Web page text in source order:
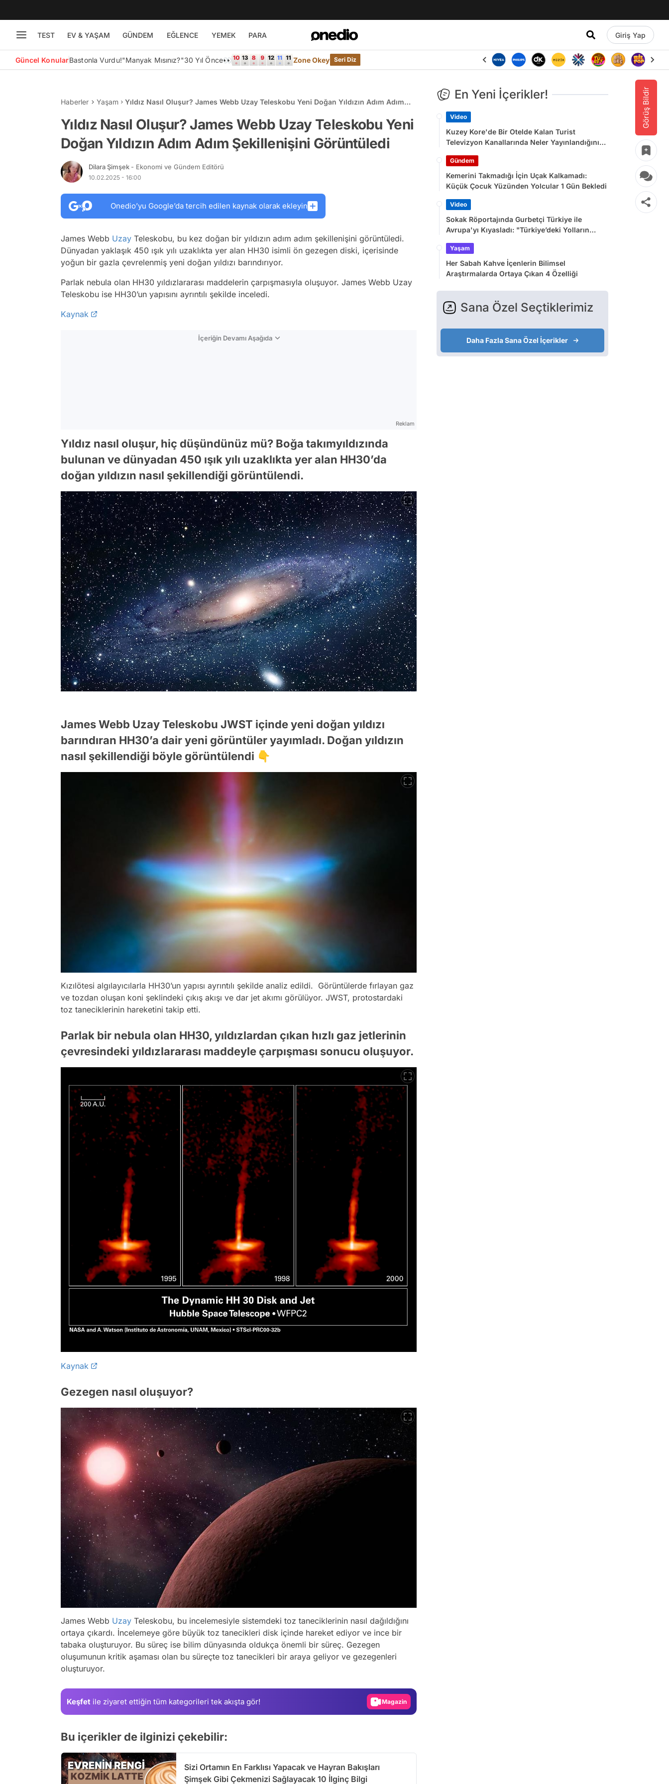
TEST EV & YAŞAM GÜNDEM EĞLENCE YEMEK PARA Giriş Yap
Güncel KonularBastonla Vurdu!"Manyak Mısınız?"30 Yıl Önce👀 Zone Okey Seri Diz
Görüş Bildir
Haberler Yaşam
Yıldız Nasıl Oluşur? James Webb Uzay Teleskobu Yeni Doğan Yıldızın Adım Adım
Yıldız Nasıl Oluşur? James Webb Uzay Teleskobu Yeni
Doğan Yıldızın Adım Adım Şekillenişini Görüntüledi
Dilara Şimşek - Ekonomi ve Gündem Editörü
10.02.2025 - 16:00
Onedio’yu Google’da tercih edilen kaynak olarak ekleyin
James Webb Uzay Teleskobu, bu kez doğan bir yıldızın adım adım şekillenişini görüntüledi.
Dünyadan yaklaşık 450 ışık yılı uzaklıkta yer alan HH30 isimli ön gezegen diski, içerisinde
yoğun bir gazla çevrelenmiş yeni doğan yıldızı barındırıyor.
Parlak nebula olan HH30 yıldızlararası maddelerin çarpışmasıyla oluşuyor. James Webb Uzay
Teleskobu ise HH30’un yapısını ayrıntılı şekilde inceledi.
Kaynak
İçeriğin Devamı Aşağıda
Reklam
Yıldız nasıl oluşur, hiç düşündünüz mü? Boğa takımyıldızında
bulunan ve dünyadan 450 ışık yılı uzaklıkta yer alan HH30’da
doğan yıldızın nasıl şekillendiği görüntülendi.
James Webb Uzay Teleskobu JWST içinde yeni doğan yıldızı
barındıran HH30’a dair yeni görüntüler yayımladı. Doğan yıldızın
nasıl şekillendiği böyle görüntülendi 👇
Kızılötesi algılayıcılarla HH30’un yapısı ayrıntılı şekilde analiz edildi. Görüntülerde fırlayan gaz
ve tozdan oluşan koni şeklindeki çıkış akışı ve dar jet akımı görülüyor. JWST, protostardaki
toz taneciklerinin hareketini takip etti.
Parlak bir nebula olan HH30, yıldızlardan çıkan hızlı gaz jetlerinin
çevresindeki yıldızlararası maddeyle çarpışması sonucu oluşuyor.
Kaynak
Gezegen nasıl oluşuyor?
James Webb Uzay Teleskobu, bu incelemesiyle sistemdeki toz taneciklerinin nasıl dağıldığını
ortaya çıkardı. İncelemeye göre büyük toz tanecikleri disk içinde hareket ediyor ve ince bir
tabaka oluşturuyor. Bu süreç ise bilim dünyasında oldukça önemli bir süreç. Gezegen
oluşumunun kritik aşaması olan bu süreçte toz tanecikleri bir araya geliyor ve gezegenleri
oluşturuyor.
Keşfet ile ziyaret ettiğin tüm kategorileri tek akışta gör!
Video
Magazin
Bu içerikler de ilginizi çekebilir:
Sizi Ortamın En Farklısı Yapacak ve Hayran Bakışları
Şimşek Gibi Çekmenizi Sağlayacak 10 İlginç Bilgi
En Yeni İçerikler!
Video
Kuzey Kore'de Bir Otelde Kalan Turist
Televizyon Kanallarında Neler Yayınlandığını
Gündem
Kemerini Takmadığı İçin Uçak Kalkamadı:
Küçük Çocuk Yüzünden Yolcular 1 Gün Bekledi
Video
Sokak Röportajında Gurbetçi Türkiye ile
Avrupa'yı Kıyasladı: "Türkiye’deki Yolların
Yaşam
Her Sabah Kahve İçenlerin Bilimsel
Araştırmalarda Ortaya Çıkan 4 Özelliği
Sana Özel Seçtiklerimiz
Daha Fazla Sana Özel İçerikler